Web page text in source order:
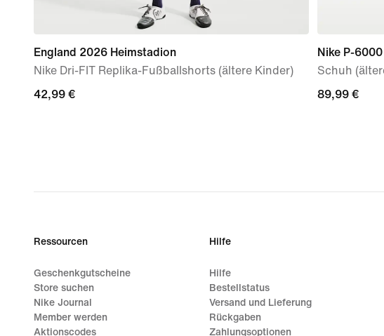
England 2026 Heimstadion
Nike Dri-FIT Replika-Fußballshorts (ältere Kinder)
42,99 €
42,99 €
Nike P-6000
Schuh
89,99 €
89,99 €
Ressourcen
Geschenkgutscheine
Store suchen
Nike Journal
Member werden
Aktionscodes
Hilfe
Hilfe
Bestellstatus
Versand und Lieferung
Rückgaben
Zahlungsoptionen